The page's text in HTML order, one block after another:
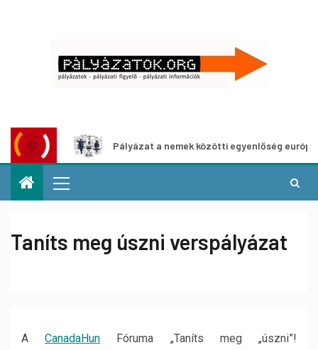
Pályázat a nemek közötti egyenlőség európai
Taníts meg úszni verspályázat
ACanadaHun Fóruma „Taníts meg „úszni”!